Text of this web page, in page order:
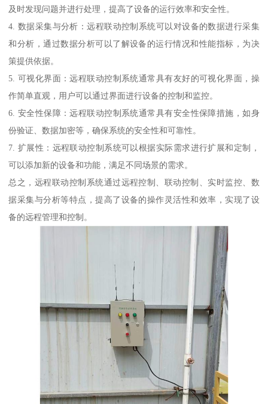
及时发现问题并进行处理，提高了设备的运行效率和安全性。
4. 数据采集与分析：远程联动控制系统可以对设备的数据进行采集
和分析，通过数据分析可以了解设备的运行情况和性能指标，为决
策提供依据。
5. 可视化界面：远程联动控制系统通常具有友好的可视化界面，操
作简单直观，用户可以通过界面进行设备的控制和监控。
6. 安全性保障：远程联动控制系统通常具有安全性保障措施，如身
份验证、数据加密等，确保系统的安全性和可靠性。
7. 扩展性：远程联动控制系统可以根据实际需求进行扩展和定制，
可以添加新的设备和功能，满足不同场景的需求。
总之，远程联动控制系统通过远程控制、联动控制、实时监控、数
据采集与分析等特点，提高了设备的操作灵活性和效率，实现了设
备的远程管理和控制。